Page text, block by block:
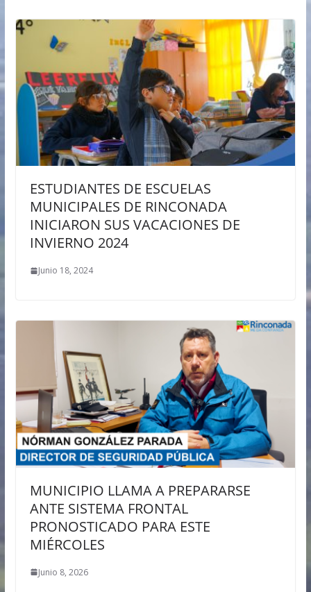
ESTUDIANTES DE ESCUELAS
MUNICIPALES DE RINCONADA
INICIARON SUS VACACIONES DE
INVIERNO 2024
Junio 18, 2024
MUNICIPIO LLAMA A PREPARARSE
ANTE SISTEMA FRONTAL
PRONOSTICADO PARA ESTE
MIÉRCOLES
Junio 8, 2026